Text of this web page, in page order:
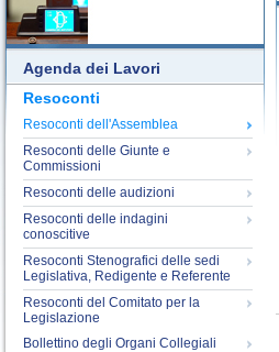
Agenda dei Lavori
Resoconti
Resoconti dell'Assemblea
Resoconti delle Giunte e
Commissioni
Resoconti delle audizioni
Resoconti delle indagini
conoscitive
Resoconti Stenografici delle sedi
Legislativa, Redigente e Referente
Resoconti del Comitato per la
Legislazione
Bollettino degli Organi Collegiali